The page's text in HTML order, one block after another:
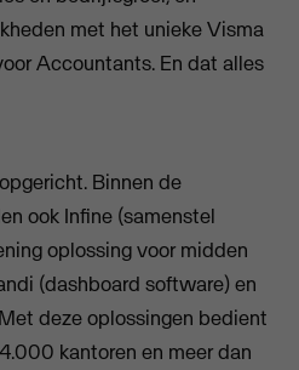
met het unieke Visma
Accountants. En dat alles
Binnen de
ook Infine (samenstel
oplossing voor midden
(dashboard software) en
deze oplossingen bedient
kantoren en meer dan